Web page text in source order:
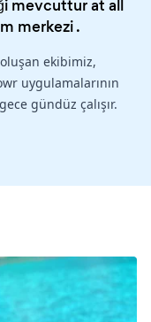
mevcuttur at all
merkezi.
ekibimiz,
uygulamalarının
gündüz çalışır.